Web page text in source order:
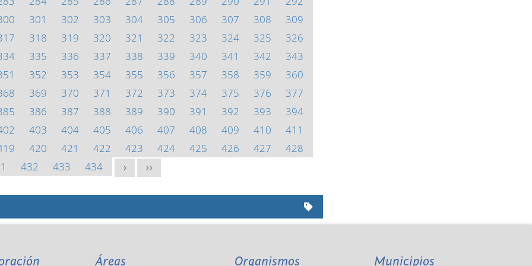
301 302 303 304 305 306 307 308
309
318 319 320 321 322 323 324 325
326
335 336 337 338 339 340 341 342
343
352 353 354 355 356 357 358 359
360
369 370 371 372 373 374 375 376
377
386 387 388 389 390 391 392 393
394
403 404 405 406 407 408 409 410
411
420 421 422 423 424 425 426 427
428
432 433 434 > >>
Áreas Organismos Municipios